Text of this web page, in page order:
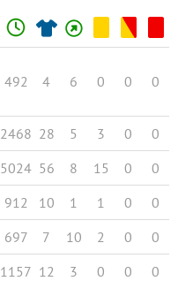
492 4 6 0 0 0
2468 28 5 3 0
0
5024 56 8 15 0
0
912 10 1 1 0
0
697 7 10 2 0
0
1157 12 3 0 0
0